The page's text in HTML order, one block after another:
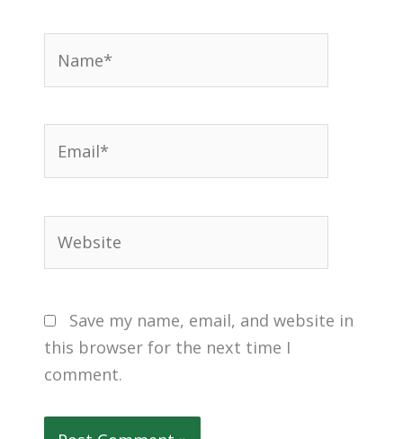
Save my name, email, and website in
this browser for the next time I
comment.